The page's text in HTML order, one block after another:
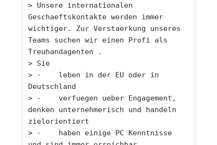
> Unsere internationalen
Geschaeftskontakte werden immer
wichtiger. Zur Verstaerkung unseres
Teams suchen wir einen Profi als
Treuhandagenten .
> Sie
>
-    leben in der EU oder in
Deutschland
>
-    verfuegen ueber Engagement,
denken unternehmerisch und handeln
zielorientiert
>
-    haben einige PC Kenntnisse